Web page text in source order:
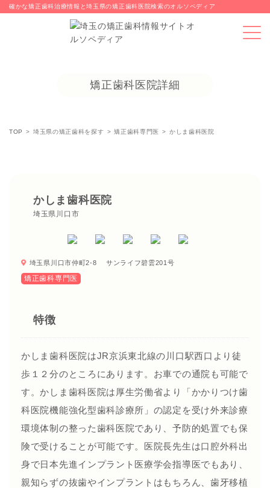
確かな矯正歯科治療情報と埼玉県の矯正歯科医院検索のオルソペディア
矯正歯科医院詳細
TOP 埼玉県の矯正歯科を探す 矯正歯科専門医 かしま歯科医院
かしま歯科医院
埼玉県川口市
埼玉県川口市仲町2-8 サンライフ碧雲201号
矯正歯科専門医
特徴
かしま歯科医院はJR京浜東北線の川口駅西口より徒
歩１２分のところにあります。お車での通院も可能で
す。かしま歯科医院は厚生労働省より「かかりつけ歯
科医院機能強化型歯科診療所」の認定を受け外来診療
環境体制の整った歯科医院であり、予防的処置でも保
険で受けることが可能です。医院長先生は口腔外科出
身で日本先進インプラント医療学会指導医でもあり、
親知らずの抜歯やインプラントはもちろん、歯牙移植